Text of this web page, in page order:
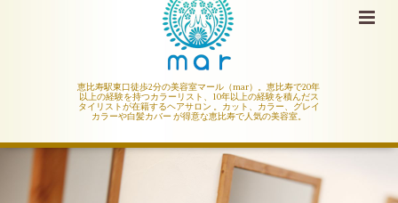
恵比寿駅東口徒歩2分の美容室マール（mar）。恵比寿で20年
以上の経験を持つカラーリスト、10年以上の経験を積んだス
タイリストが在籍するヘアサロン 。カット、カラー、グレイ
カラーや白髪カバー が得意な恵比寿で人気の美容室。